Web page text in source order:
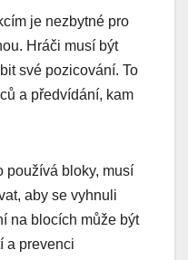
je nezbytné pro
Hráči musí být
své pozicování. To
a předvídání, kam
používá bloky, musí
aby se vyhnuli
na blocích může být
a prevenci